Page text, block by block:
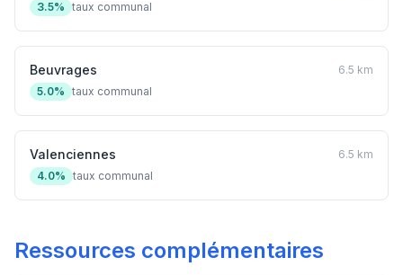
3.5% taux communal
Beuvrages
6.5 km
5.0% taux communal
Valenciennes
6.5 km
4.0% taux communal
Ressources complémentaires